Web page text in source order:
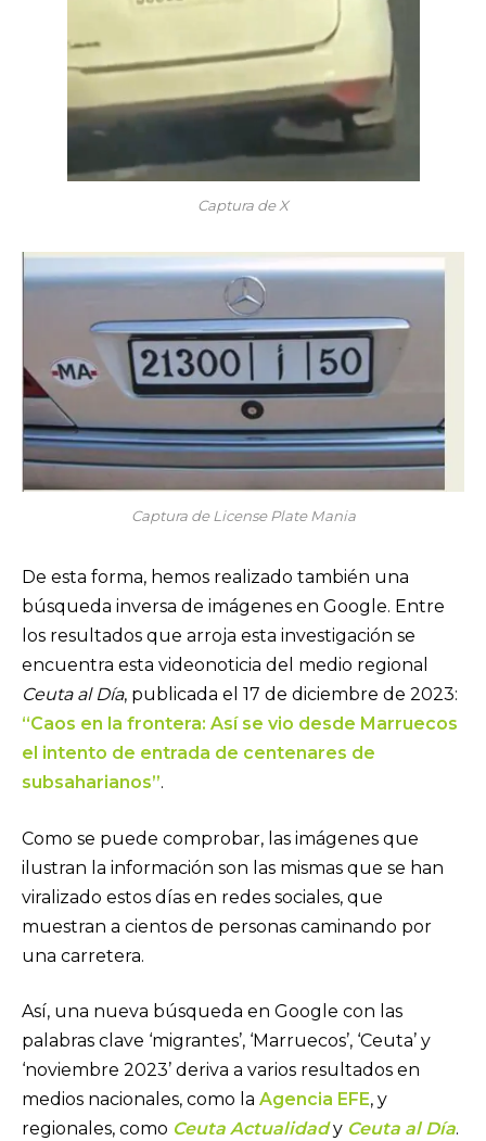
Captura de X
Captura de License Plate Mania
De esta forma, hemos realizado también una
búsqueda inversa de imágenes en Google. Entre
los resultados que arroja esta investigación se
encuentra esta videonoticia del medio regional
Ceuta al Día, publicada el 17 de diciembre de 2023:
“Caos en la frontera: Así se vio desde Marruecos
el intento de entrada de centenares de
subsaharianos”.
Como se puede comprobar, las imágenes que
ilustran la información son las mismas que se han
viralizado estos días en redes sociales, que
muestran a cientos de personas caminando por
una carretera.
Así, una nueva búsqueda en Google con las
palabras clave ‘migrantes’, ‘Marruecos’, ‘Ceuta’ y
‘noviembre 2023’ deriva a varios resultados en
medios nacionales, como la Agencia EFE, y
regionales, como Ceuta Actualidady Ceuta al Día.